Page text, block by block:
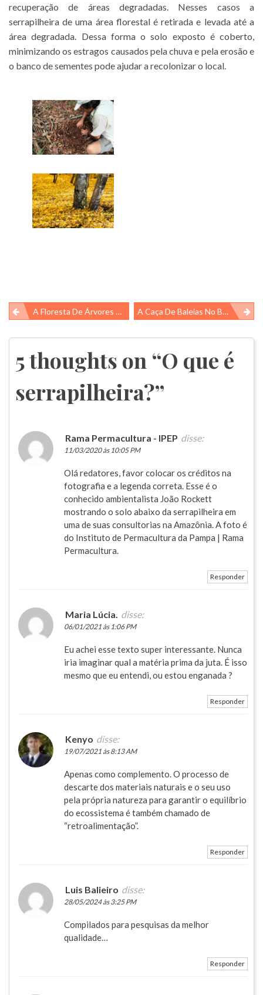
recuperação de áreas degradadas. Nesses casos a
serrapilheira de uma área florestal é retirada e levada até a
área degradada. Dessa forma o solo exposto é coberto,
minimizando os estragos causados pela chuva e pela erosão e
o banco de sementes pode ajudar a recolonizar o local.
Navegação
de
Post
A Floresta De Árvores Tortas A Caça De Baleias No Brasil
5 thoughts on “O que é
serrapilheira?”
Rama Permacultura - IPEP disse:
11/03/2020 às 10:05 PM
Olá redatores, favor colocar os créditos na
fotografia e a legenda correta. Esse é o
conhecido ambientalista João Rockett
mostrando o solo abaixo da serrapilheira em
uma de suas consultorias na Amazônia. A foto é
do Instituto de Permacultura da Pampa | Rama
Permacultura.
Responder
Maria Lúcia. disse:
06/01/2021 às 1:06 PM
Eu achei esse texto super interessante. Nunca
iria imaginar qual a matéria prima da juta. É isso
mesmo que eu entendi, ou estou enganada ?
Responder
Kenyo disse:
19/07/2021 às 8:13 AM
Apenas como complemento. O processo de
descarte dos materiais naturais e o seu uso
pela própria natureza para garantir o equilíbrio
do ecossistema é também chamado de
“retroalimentação”.
Responder
Luis Balieiro disse:
28/05/2024 às 3:25 PM
Compilados para pesquisas da melhor
qualidade…
Responder